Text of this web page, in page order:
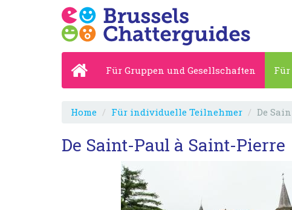
Für Gruppen und Gesellschaften
Home Für individuelle Teilnehmer De
De Saint-Paul à Saint-Pierre